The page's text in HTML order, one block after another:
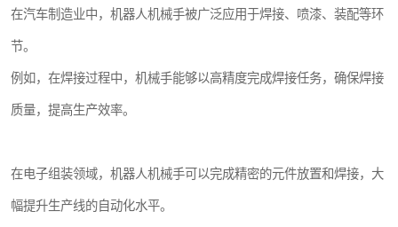
在汽车制造业中，机器人机械手被广泛应用于焊接、喷漆、装配等环
节。
例如，在焊接过程中，机械手能够以高精度完成焊接任务，确保焊接
质量，提高生产效率。
在电子组装领域，机器人机械手可以完成精密的元件放置和焊接，大
幅提升生产线的自动化水平。